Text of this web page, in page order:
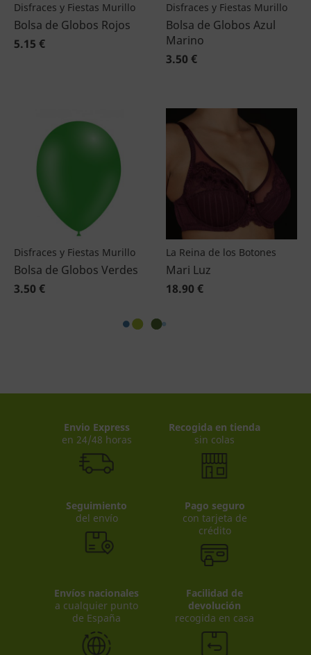
Disfraces y Fiestas Murillo
Bolsa de Globos Rojos
5.15 €
Disfraces y Fiestas Murillo
Bolsa de Globos Azul
Marino
3.50 €
Disfraces y Fiestas Murillo
Bolsa de Globos Verdes
3.50 €
La Reina de los Botones
Mari Luz
18.90 €
Envio Express
en 24/48 horas
Recogida en tienda
sin colas
Seguimiento
del envío
Pago seguro
con tarjeta de
crédito
Envíos nacionales
a cualquier punto
de España
Facilidad de
devolución
recogida en casa